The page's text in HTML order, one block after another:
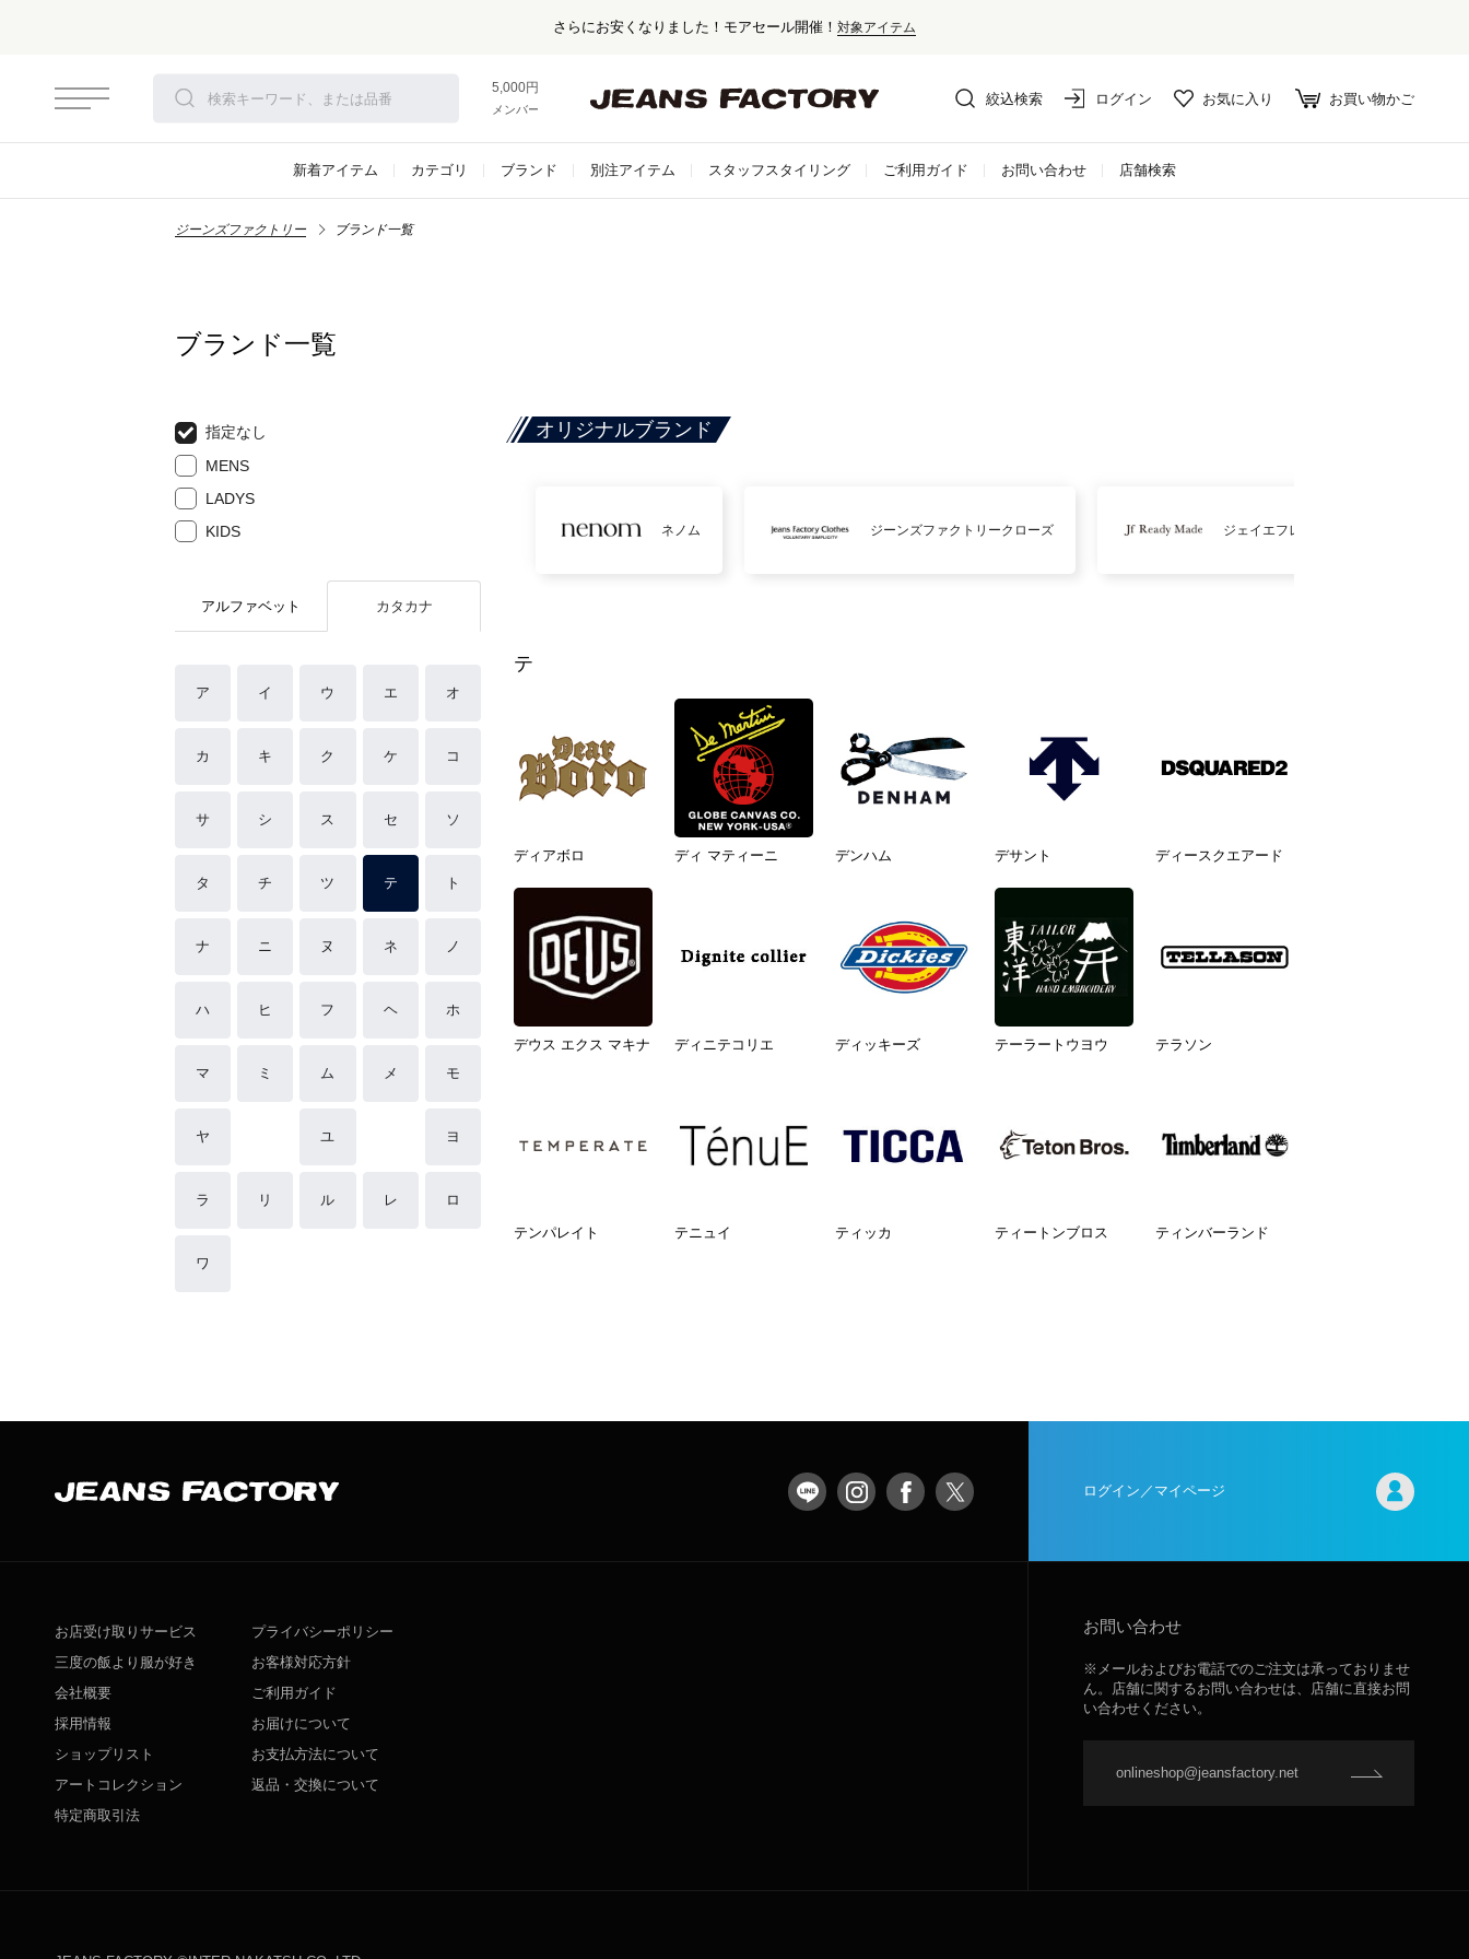
さらにお安くなりました！モアセール開催！ 対象アイテム
5,000円以上お買い上げで送料無料！
メンバー登録でお得な情報をゲット。さらに詳しく
絞込検索 ログイン お気に入り お買い物かご
新着アイテム カテゴリ ブランド 別注アイテム スタッフスタイリング ご利用ガイド お問い合わせ 店舗検索
ジーンズファクトリー ブランド一覧
ブランド一覧
指定なし
MENS
LADYS
KIDS
アルファベット カタカナ
ア イ ウ エ オ
カ キ ク ケ コ
サ シ ス セ ソ
タ チ ツ テ ト
ナ ニ ヌ ネ ノ
ハ ヒ フ ヘ ホ
マ ミ ム メ モ
ヤ ユ ヨ
ラ リ ル レ ロ
ワ
オリジナルブランド
ネノム ジーンズファクトリークローズ ジェイエフレディメイド
テ
ディアボロ ディ マティーニ デンハム デサント ディースクエアード
デウス エクス マキナ ディニテコリエ ディッキーズ テーラートウヨウ テラソン
テンパレイト テニュイ ティッカ ティートンブロス ティンバーランド
ログイン／マイページ
お店受け取りサービス
三度の飯より服が好き
会社概要
採用情報
ショップリスト
アートコレクション
特定商取引法
プライバシーポリシー
お客様対応方針
ご利用ガイド
お届けについて
お支払方法について
返品・交換について
お問い合わせ
※メールおよびお電話でのご注文は承っておりませ
ん。店舗に関するお問い合わせは、店舗に直接お問
い合わせください。
onlineshop@jeansfactory.net